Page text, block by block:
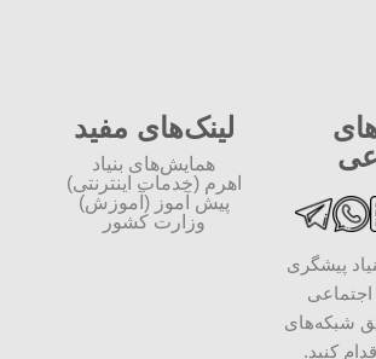
پیشگری
می‌توانید از طریق شبکه‌‎های
کنید.
لینک‌های مفید
همایش‌های بنیاد
اهرم (خدمات اینترنتی)
پیش آموز (آموزش)
وزارت کشور